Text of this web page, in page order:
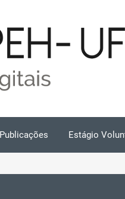
Publicações Estágio